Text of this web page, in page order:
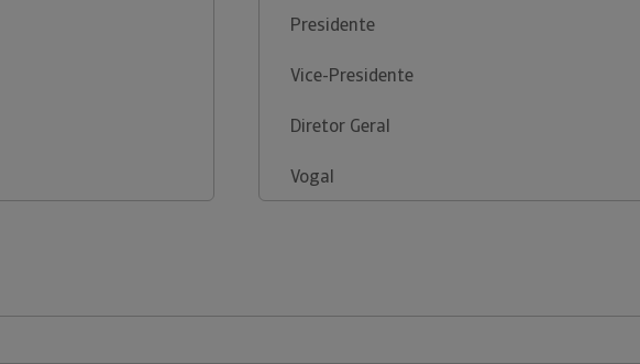
Presidente
Vice-Presidente
Diretor Geral
Vogal